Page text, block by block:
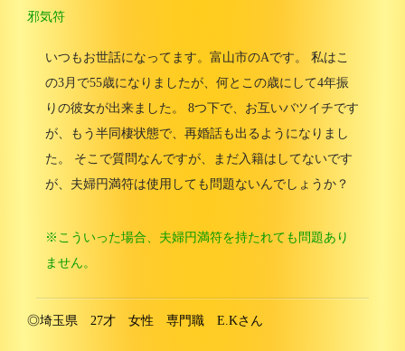
邪気符
いつもお世話になってます。富山市のAです。 私はこ
の3月で55歳になりましたが、何とこの歳にして4年振
りの彼女が出来ました。 8つ下で、お互いバツイチです
が、もう半同棲状態で、再婚話も出るようになりまし
た。 そこで質問なんですが、まだ入籍はしてないです
が、夫婦円満符は使用しても問題ないんでしょうか？
※こういった場合、夫婦円満符を持たれても問題あり
ません。
◎埼玉県 27才 女性 専門職 E.Kさん